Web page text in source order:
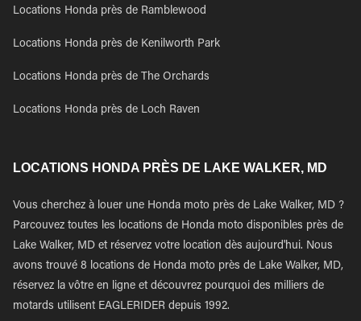
Locations Honda près de Ramblewood
Locations Honda près de Kenilworth Park
Locations Honda près de The Orchards
Locations Honda près de Loch Raven
LOCATIONS HONDA PRÈS DE LAKE WALKER, MD
Vous cherchez à louer une Honda moto près de Lake Walker, MD ?
Parcouvez toutes les locations de Honda moto disponibles près de
Lake Walker, MD et réservez votre location dès aujourd'hui. Nous
avons trouvé 8 locations de Honda moto près de Lake Walker, MD,
réservez la vôtre en ligne et découvrez pourquoi des milliers de
motards utilisent EAGLERIDER depuis 1992.